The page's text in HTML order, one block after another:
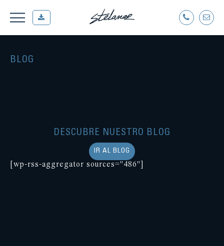
BLOG
DESCUBRE NUESTRO BLOG
IR AL BLOG
[wp-rss-aggregator sources="486"]